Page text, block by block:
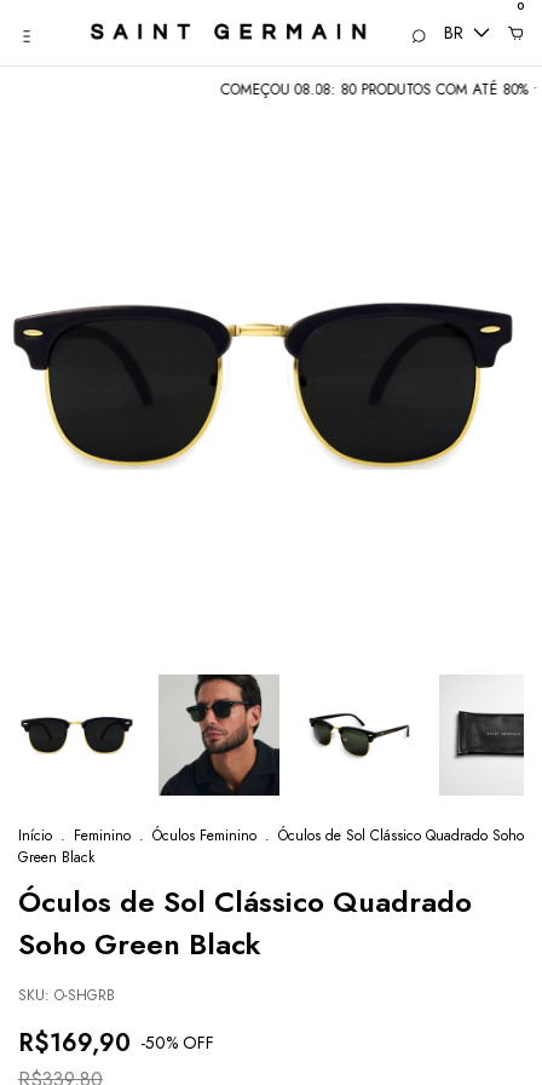
BR
0
COMEÇOU 08.08: 80 PRODUTOS COM ATÉ 80% •
Início . Feminino . Óculos Feminino . Óculos de Sol Clássico Quadrado Soho
Green Black
Óculos de Sol Clássico Quadrado
Soho Green Black
SKU: O-SHGRB
R$169,90 -50% OFF
R$339,80